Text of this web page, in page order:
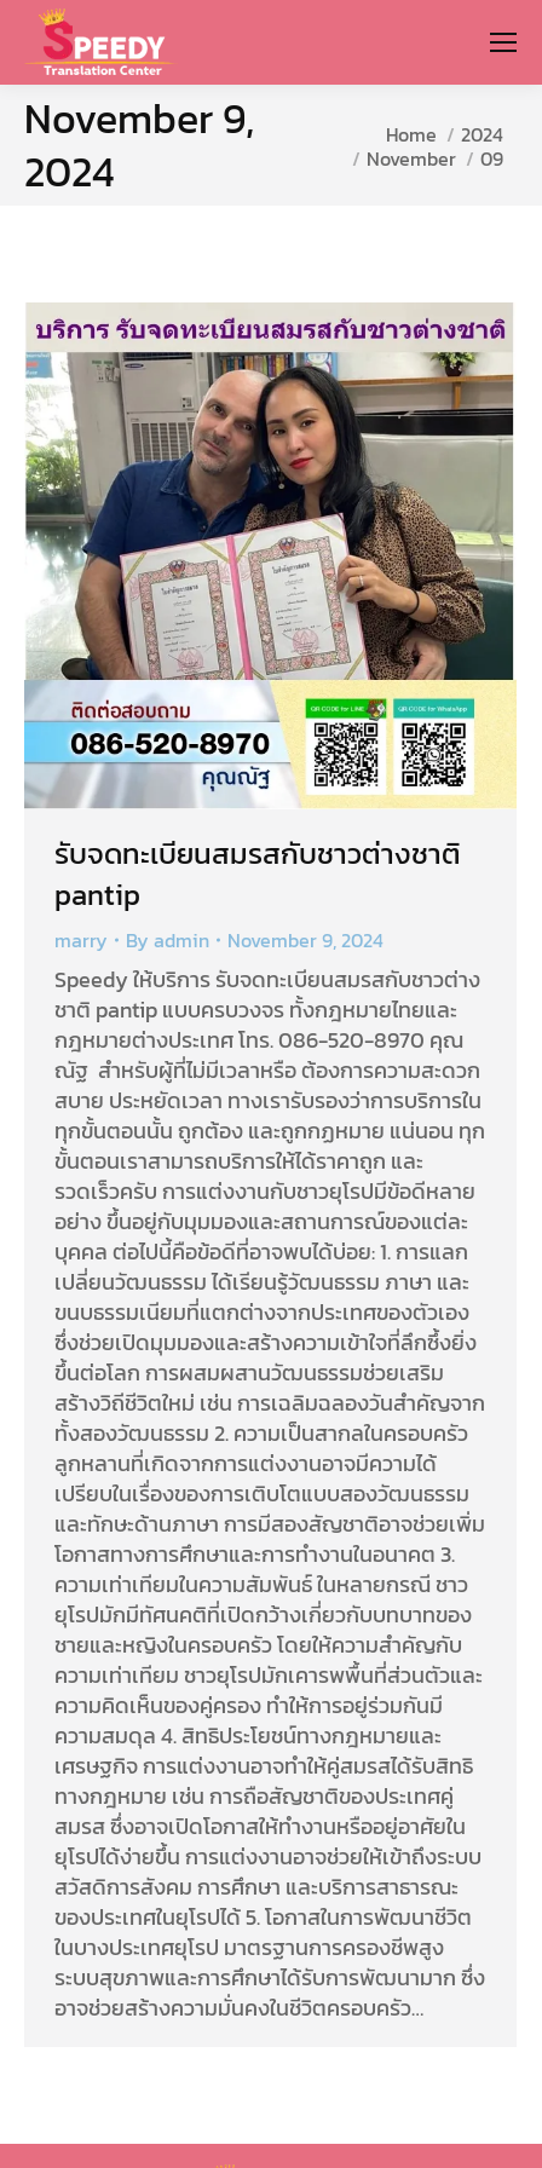
November 9,
2024
You are here:Home
2024
November
09
รับจดทะเบียนสมรสกับชาวต่างชาติ
pantip
marry By admin November 9, 2024
Speedy ให้บริการ รับจดทะเบียนสมรสกับชาวต่าง
ชาติ pantip แบบครบวงจร ทั้งกฎหมายไทยและ
กฎหมายต่างประเทศ โทร. 086-520-8970 คุณ
ณัฐ สำหรับผู้ที่ไม่มีเวลาหรือ ต้องการความสะดวก
สบาย ประหยัดเวลา ทางเรารับรองว่าการบริการใน
ทุกขั้นตอนนั้น ถูกต้อง และถูกกฏหมาย แน่นอน ทุก
ขั้นตอนเราสามารถบริการให้ได้ราคาถูก และ
รวดเร็วครับ การแต่งงานกับชาวยุโรปมีข้อดีหลาย
อย่าง ขึ้นอยู่กับมุมมองและสถานการณ์ของแต่ละ
บุคคล ต่อไปนี้คือข้อดีที่อาจพบได้บ่อย: 1. การแลก
เปลี่ยนวัฒนธรรม ได้เรียนรู้วัฒนธรรม ภาษา และ
ขนบธรรมเนียมที่แตกต่างจากประเทศของตัวเอง
ซึ่งช่วยเปิดมุมมองและสร้างความเข้าใจที่ลึกซึ้งยิ่ง
ขึ้นต่อโลก การผสมผสานวัฒนธรรมช่วยเสริม
สร้างวิถีชีวิตใหม่ เช่น การเฉลิมฉลองวันสำคัญจาก
ทั้งสองวัฒนธรรม 2. ความเป็นสากลในครอบครัว
ลูกหลานที่เกิดจากการแต่งงานอาจมีความได้
เปรียบในเรื่องของการเติบโตแบบสองวัฒนธรรม
และทักษะด้านภาษา การมีสองสัญชาติอาจช่วยเพิ่ม
โอกาสทางการศึกษาและการทำงานในอนาคต 3.
ความเท่าเทียมในความสัมพันธ์ ในหลายกรณี ชาว
ยุโรปมักมีทัศนคติที่เปิดกว้างเกี่ยวกับบทบาทของ
ชายและหญิงในครอบครัว โดยให้ความสำคัญกับ
ความเท่าเทียม ชาวยุโรปมักเคารพพื้นที่ส่วนตัวและ
ความคิดเห็นของคู่ครอง ทำให้การอยู่ร่วมกันมี
ความสมดุล 4. สิทธิประโยชน์ทางกฎหมายและ
เศรษฐกิจ การแต่งงานอาจทำให้คู่สมรสได้รับสิทธิ
ทางกฎหมาย เช่น การถือสัญชาติของประเทศคู่
สมรส ซึ่งอาจเปิดโอกาสให้ทำงานหรืออยู่อาศัยใน
ยุโรปได้ง่ายขึ้น การแต่งงานอาจช่วยให้เข้าถึงระบบ
สวัสดิการสังคม การศึกษา และบริการสาธารณะ
ของประเทศในยุโรปได้ 5. โอกาสในการพัฒนาชีวิต
ในบางประเทศยุโรป มาตรฐานการครองชีพสูง
ระบบสุขภาพและการศึกษาได้รับการพัฒนามาก ซึ่ง
อาจช่วยสร้างความมั่นคงในชีวิตครอบครัว…